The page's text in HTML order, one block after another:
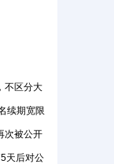
不区分大
续期宽限
次被公开
天后对公